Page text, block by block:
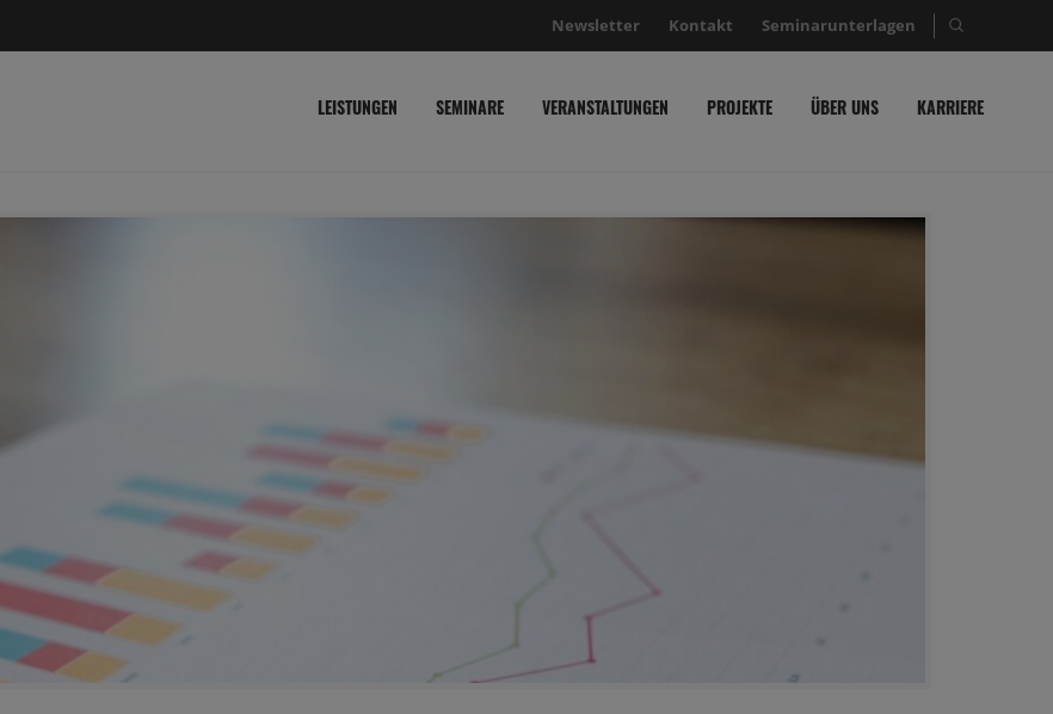
Newsletter Kontakt Seminarunterlagen Suche
LEISTUNGEN SEMINARE VERANSTALTUNGEN PROJEKTE ÜBER UNS KARRIERE